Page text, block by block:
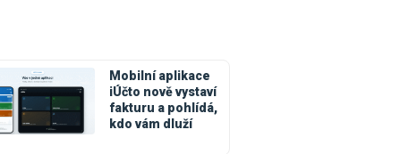
Mobilní aplikace
iÚčto nově vystaví
fakturu a pohlídá,
kdo vám dluží